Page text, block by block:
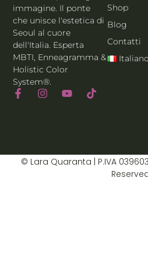
immagine. Il ponte
che unisce l'estetica di
Seoul al cuore
dell'Italia. Esperta
MBTI, Enneagramma &
Holistic Color
System®.
Shop
Blog
Contatti
Italiano
© Lara Quaranta | P.IVA